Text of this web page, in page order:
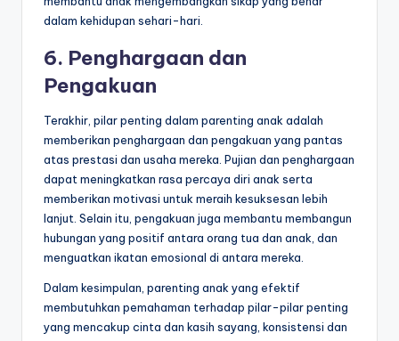
dalam kehidupan sehari-hari.
6. Penghargaan dan
Pengakuan
Terakhir, pilar penting dalam parenting anak adalah
memberikan penghargaan dan pengakuan yang pantas
atas prestasi dan usaha mereka. Pujian dan penghargaan
dapat meningkatkan rasa percaya diri anak serta
memberikan motivasi untuk meraih kesuksesan lebih
lanjut. Selain itu, pengakuan juga membantu membangun
hubungan yang positif antara orang tua dan anak, dan
menguatkan ikatan emosional di antara mereka.
Dalam kesimpulan, parenting anak yang efektif
membutuhkan pemahaman terhadap pilar-pilar penting
yang mencakup cinta dan kasih sayang, konsistensi dan